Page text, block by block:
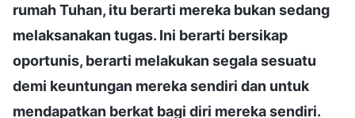
rumah Tuhan, itu berarti mereka bukan sedang
melaksanakan tugas. Ini berarti bersikap
oportunis, berarti melakukan segala sesuatu
demi keuntungan mereka sendiri dan untuk
mendapatkan berkat bagi diri mereka sendiri.